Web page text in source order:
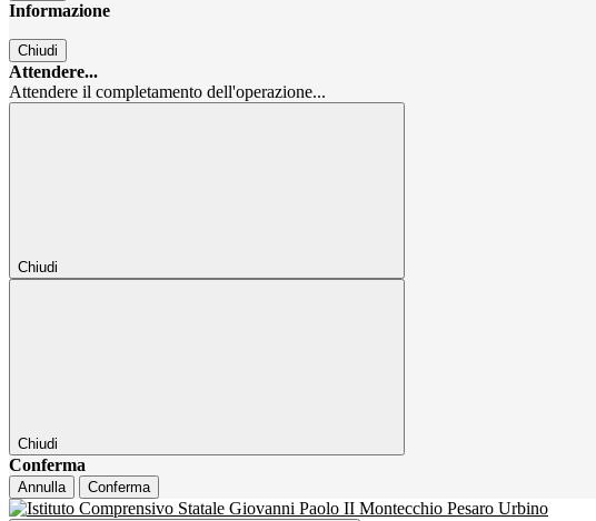
Informazione
Chiudi
Attendere...
Attendere il completamento dell'operazione...
Chiudi
Chiudi
Conferma
Annulla Conferma